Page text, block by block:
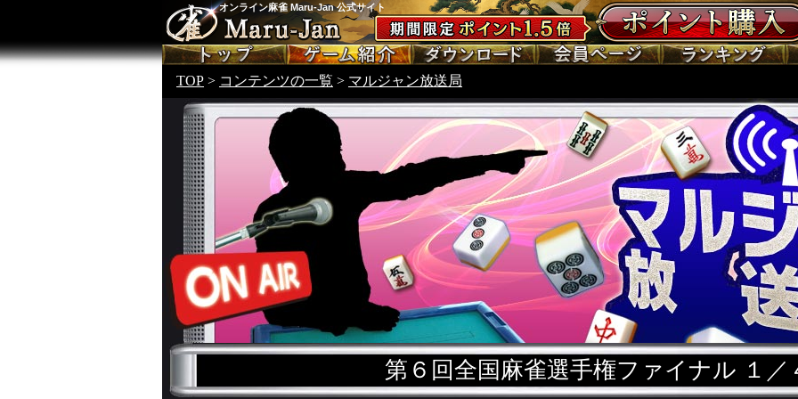
オンライン麻雀 Maru-Jan 公式サイト
TOP > コンテンツの一覧 > マルジャン放送局
第６回全国麻雀選手権ファイナル １／